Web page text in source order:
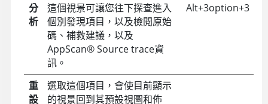
分
析
這個視景可讓您往下探查進入
個別發現項目，以及檢閱原始
碼、補救建議，以及
AppScan®Source trace資
訊。
Alt+3option+3
重
設
選取這個項目，會使目前顯示
的視景回到其預設視圖和佈